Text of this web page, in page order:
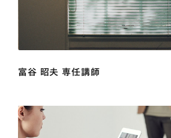
富谷 昭夫 専任講師